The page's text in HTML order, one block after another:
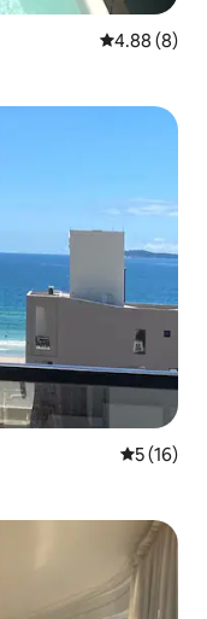
Calificación
4.88 (8)
5 (16)